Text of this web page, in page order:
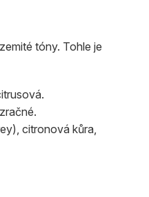
tóny. Tohle je
citronová kůra,